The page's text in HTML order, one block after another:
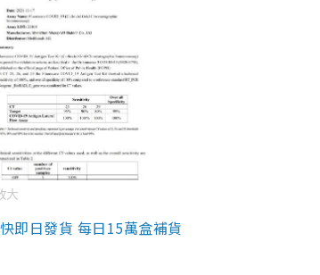
大
即日發貨 每日15萬盒補貨